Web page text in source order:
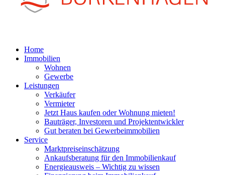
Home
Immobilien
Wohnen
Gewerbe
Leistungen
Verkäufer
Vermieter
Jetzt Haus kaufen oder Wohnung mieten!
Bauträger, Investoren und Projektentwickler
Gut beraten bei Gewerbeimmobilien
Service
Marktpreiseinschätzung
Ankaufsberatung für den Immobilienkauf
Energieausweis – Wichtig zu wissen